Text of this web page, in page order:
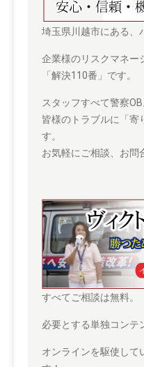
埼玉県川越市にある、
企業様のリスクマネー
「解決110番」です。
スタッフすべて警察OB
皆様のトラブルに「寄
す。
お気軽にご相談、お問
すべてご相談は無料。
必要とする単独コンテ
オンラインを駆使して